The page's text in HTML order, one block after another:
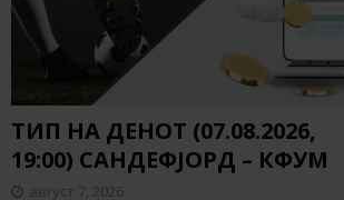
ТИП НА ДЕНОТ (07.08.2026,
19:00) САНДЕФЈОРД – КФУМ
август 7, 2026